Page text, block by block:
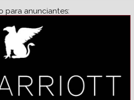
para anunciantes: